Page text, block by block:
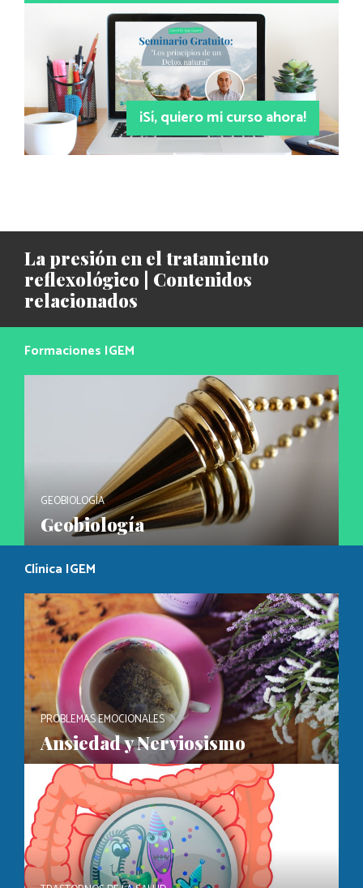
¡Sí, quiero mi curso ahora!
La presión en el tratamiento
reflexológico | Contenidos
relacionados
Formaciones IGEM
GEOBIOLOGÍA
Geobiología
Clínica IGEM
PROBLEMAS EMOCIONALES
Ansiedad y Nerviosismo